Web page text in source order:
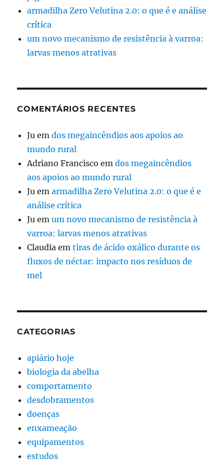
armadilha Zero Velutina 2.0: o que é e análise
crítica
um novo mecanismo de resistência à varroa:
larvas menos atrativas
COMENTÁRIOS RECENTES
Ju emdos megaincêndios aos apoios ao
mundo rural
Adriano Francisco emdos megaincêndios
aos apoios ao mundo rural
Ju emarmadilha Zero Velutina 2.0: o que é e
análise crítica
Ju emum novo mecanismo de resistência à
varroa: larvas menos atrativas
Claudia emtiras de ácido oxálico durante os
fluxos de néctar: impacto nos resíduos de
mel
CATEGORIAS
apiário hoje
biologia da abelha
comportamento
desdobramentos
doenças
enxameação
equipamentos
estudos